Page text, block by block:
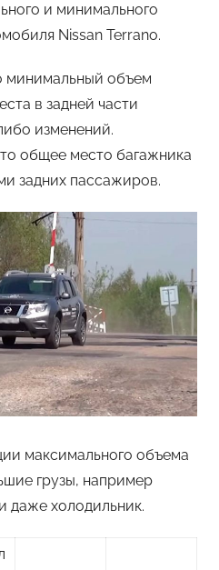
и минимального
Nissan Terrano.
минимальный объем
в задней части
изменений.
общее место багажника
задних пассажиров.
максимального объема
грузы, например
даже холодильник.